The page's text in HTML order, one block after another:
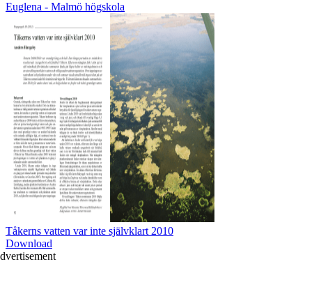
Euglena - Malmö högskola
Tåkerns vatten var inte självklart 2010
Download